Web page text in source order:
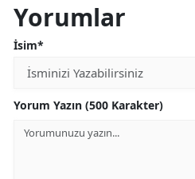
Yorumlar
İsim*
Yorum Yazın (500 Karakter)